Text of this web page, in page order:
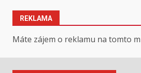
REKLAMA
Máte zájem o reklamu na tomto